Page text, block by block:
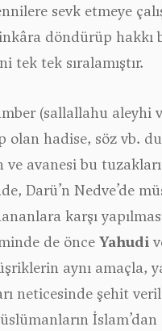
sevk etmeye
döndürüp hakkı
tek tek sıralamıştır.
(sallallahu
hadise, söz vb.
avanesi bu
Darü’n Nedve’de
karşı
de önce Yahudi
aynı amaçla,
neticesinde şehit